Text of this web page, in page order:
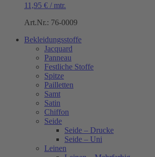
11,95 € / mtr.
Art.Nr.: 76-0009
Bekleidungsstoffe
Jacquard
Panneau
Festliche Stoffe
Spitze
Pailletten
Samt
Satin
Chiffon
Seide
Seide – Drucke
Seide – Uni
Leinen